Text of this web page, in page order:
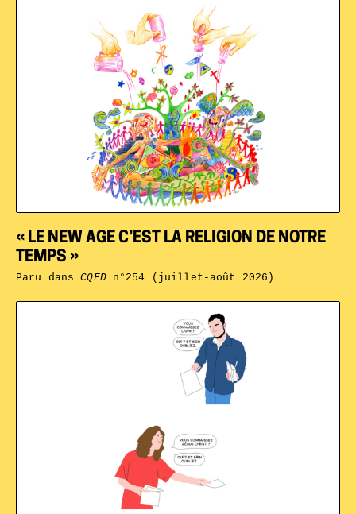
« LE NEW AGE C’EST LA RELIGION DE NOTRE
TEMPS »
Paru dansCQFDn°254 (juillet-août 2026)